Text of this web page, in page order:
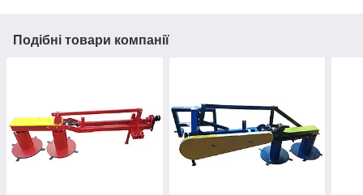
Подібні товари компанії